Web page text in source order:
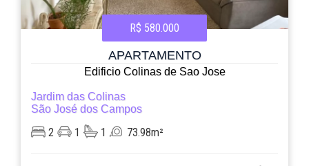
R$ 580.000
APARTAMENTO
Edificio Colinas de Sao Jose
Jardim das Colinas
São José dos Campos
2 1 1 73.98m²